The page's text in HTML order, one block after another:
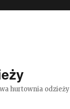
hurtownia